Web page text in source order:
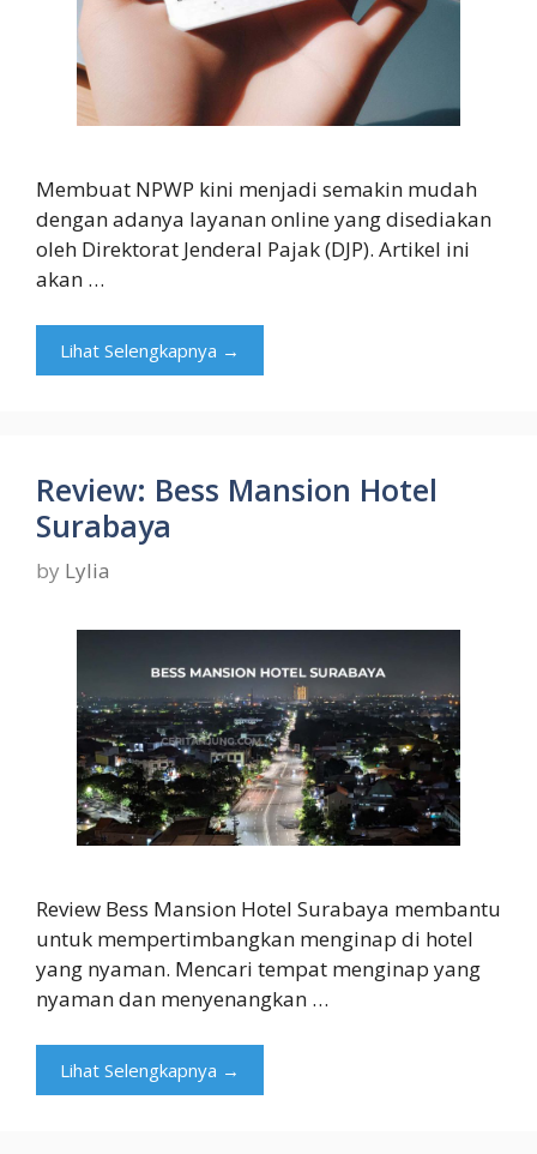
Membuat NPWP kini menjadi semakin mudah
dengan adanya layanan online yang disediakan
oleh Direktorat Jenderal Pajak (DJP). Artikel ini
akan …
Lihat Selengkapnya →
Review: Bess Mansion Hotel
Surabaya
by Lylia
Review Bess Mansion Hotel Surabaya membantu
untuk mempertimbangkan menginap di hotel
yang nyaman. Mencari tempat menginap yang
nyaman dan menyenangkan …
Lihat Selengkapnya →